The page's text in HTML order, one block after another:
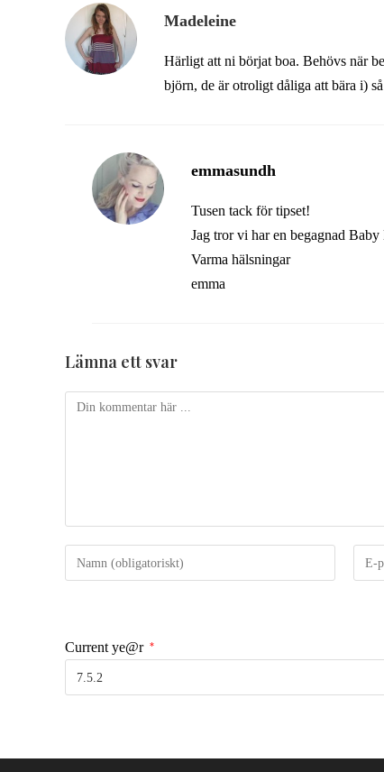
Madeleine
Härligt att ni börjat boa. Behövs när
björn, de är otroligt dåliga att bära i)
emmasundh
Tusen tack för tipset!
Jag tror vi har en begagnad
Varma hälsningar
emma
Lämna ett svar
Current ye@r *